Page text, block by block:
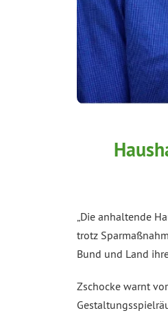
„Die anhaltende
trotz
Bund und Land
Zschocke warnt